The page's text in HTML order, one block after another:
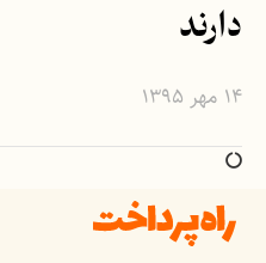
دارند
۱۴ مهر ۱۳۹۵